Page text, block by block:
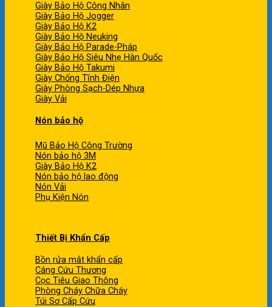
Giày Bảo Hộ Công Nhân
Giày Bảo Hộ Jogger
Giày Bảo Hộ K2
Giày Bảo Hộ Neuking
Giày Bảo Hộ Parade-Pháp
Giày Bảo Hộ Siêu Nhẹ Hàn Quốc
Giày Bảo Hộ Takumi
Giày Chống Tĩnh Điện
Giày Phòng Sạch-Dép Nhựa
Giày Vải
Nón bảo hộ
Mũ Bảo Hộ Công Trường
Nón bảo hộ 3M
Giày Bảo Hộ K2
Nón bảo hộ lao động
Nón Vải
Phụ Kiện Nón
Thiết Bị Khẩn Cấp
Bồn rửa mắt khẩn cấp
Cáng Cứu Thương
Cọc Tiêu Giao Thông
Phòng Cháy Chữa Cháy
Túi Sơ Cấp Cứu